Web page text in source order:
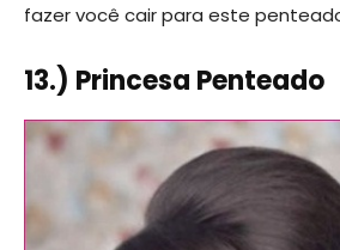
fazer você cair para este
13.) Princesa Penteado